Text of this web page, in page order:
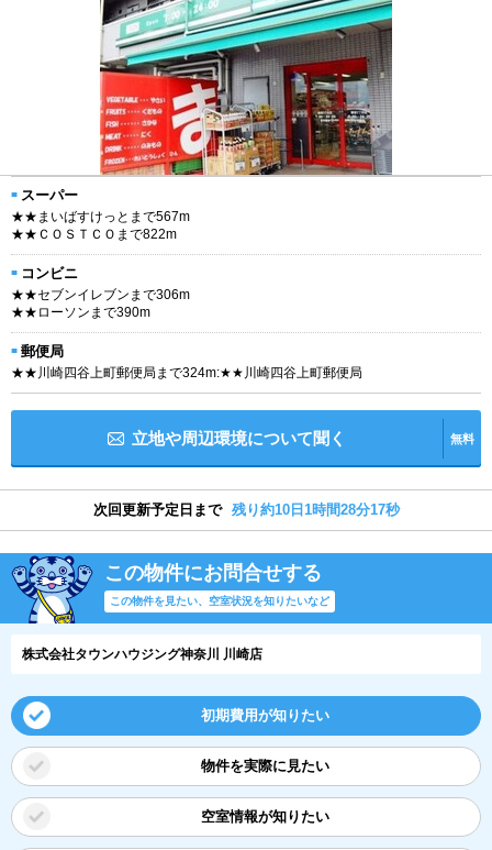
スーパー
★★まいばすけっとまで567m
★★ＣＯＳＴＣＯまで822m
コンビニ
★★セブンイレブンまで306m
★★ローソンまで390m
郵便局
★★川崎四谷上町郵便局まで324m:★★川崎四谷上町郵便局
立地や周辺環境について聞く 無料
次回更新予定日まで 残り約10日1時間28分16秒
この物件にお問合せする
この物件を見たい、空室状況を知りたいなど
株式会社タウンハウジング神奈川 川崎店
初期費用が知りたい
物件を実際に見たい
空室情報が知りたい